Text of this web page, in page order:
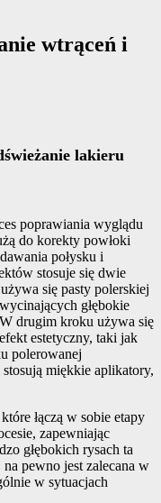
wtrąceń i
lakieru
poprawiania wyglądu
do korekty powłoki
połysku i
stosuje się dwie
się pasty polerskiej
głębokie
drugim kroku używa się
estetyczny, taki jak
polerowanej
miękkie aplikatory,
łączą w sobie etapy
zapewniając
głębokich rysach ta
pewno jest zalecana w
w sytuacjach